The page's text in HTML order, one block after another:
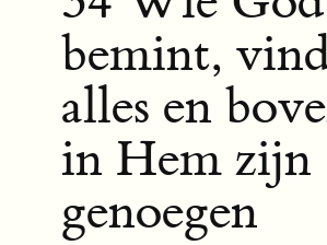
bemint,
alles en
in Hem zijn
genoegen